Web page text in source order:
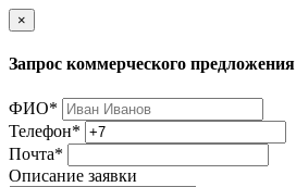
×
Запрос коммерческого предложения
ФИО*
Телефон*
Почта*
Описание заявки